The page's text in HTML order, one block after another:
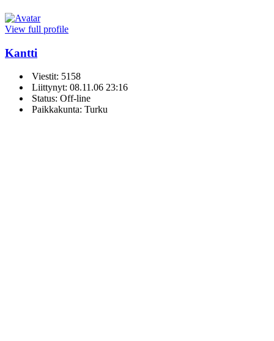
View full profile
Kantti
Viestit: 5158
Liittynyt: 08.11.06 23:16
Status: Off-line
Paikkakunta: Turku